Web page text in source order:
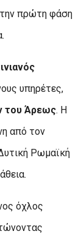
την πρώτη φάση
υπηρέτες,
του Άρεως. Η
από τον
Ρωμαϊκή
όχλος